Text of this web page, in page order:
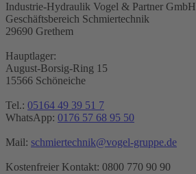
Industrie-Hydraulik Vogel & Partner GmbH
Geschäftsbereich Schmiertechnik
29690 Grethem
Hauptlager:
August-Borsig-Ring 15
15566 Schöneiche
Tel.: 05164 49 39 51 7
WhatsApp: 0176 57 68 95 50
Mail: schmiertechnik@vogel-gruppe.de
Kostenfreier Kontakt: 0800 770 90 90